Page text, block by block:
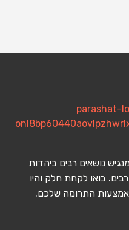
נושאים רבים ביהדות
בואו לקחת חלק והיו
התרומה שלכם.